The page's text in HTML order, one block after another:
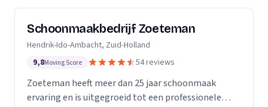
Schoonmaakbedrijf Zoeteman
Hendrik-Ido-Ambacht, Zuid-Holland
9,8Moving Score 54 reviews
Zoeteman heeft meer dan 25 jaar schoonmaak
ervaring en is uitgegroeid tot een professionele